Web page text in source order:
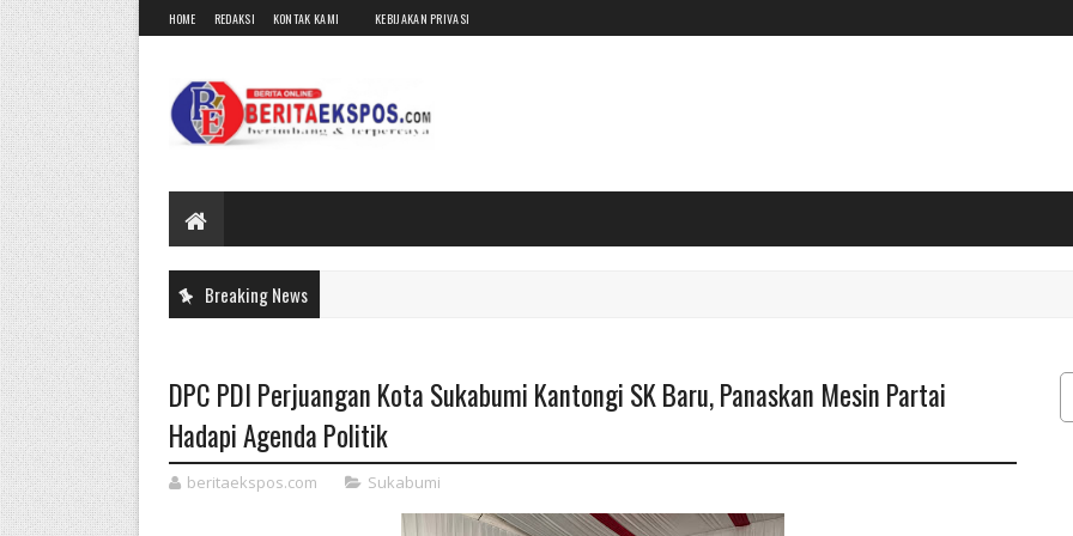
HOME REDAKSI KONTAK KAMI KEBIJAKAN PRIVASI
Breaking News
DPC PDI Perjuangan Kota Sukabumi Kantongi SK Baru, Panaskan Mesin Partai
Hadapi Agenda Politik
beritaekspos.com Sukabumi